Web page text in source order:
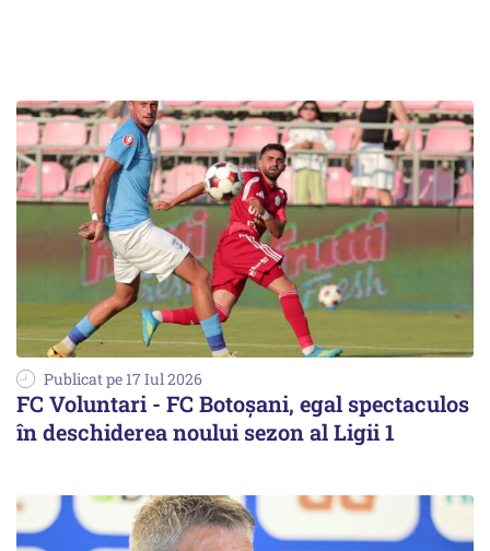
Publicat pe 17 Iul 2026
FC Voluntari - FC Botoşani, egal spectaculos
în deschiderea noului sezon al Ligii 1